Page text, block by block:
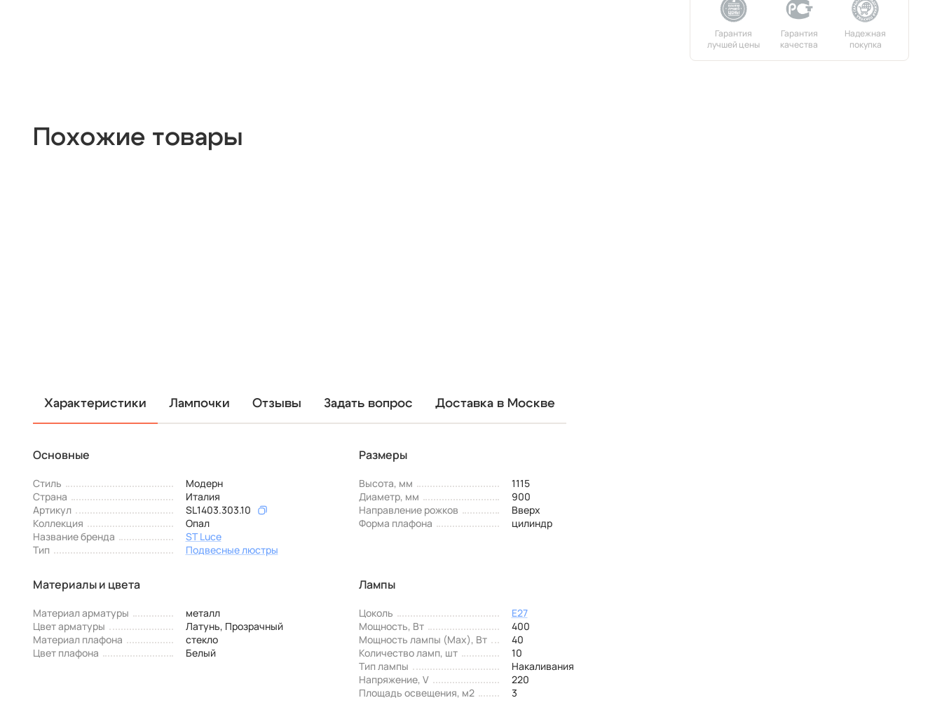
Похожие товары
Характеристики Лампочки Отзывы Задать вопрос Доставка в Москве
Основные
Стиль
Модерн
Страна
Италия
Артикул
SL1403.303.10
Коллекция
Опал
Название бренда
ST Luce
Тип
Подвесные люстры
Размеры
Высота, мм
1115
Диаметр, мм
900
Направление рожков
Вверх
Форма плафона
цилиндр
Материалы и цвета
Материал арматуры
металл
Цвет арматуры
Латунь, Прозрачный
Материал плафона
стекло
Цвет плафона
Белый
Лампы
Цоколь
E27
Мощность, Вт
400
Мощность лампы (Max), Вт
40
Количество ламп, шт
10
Тип лампы
Накаливания
Напряжение, V
220
Площадь освещения, м2
3